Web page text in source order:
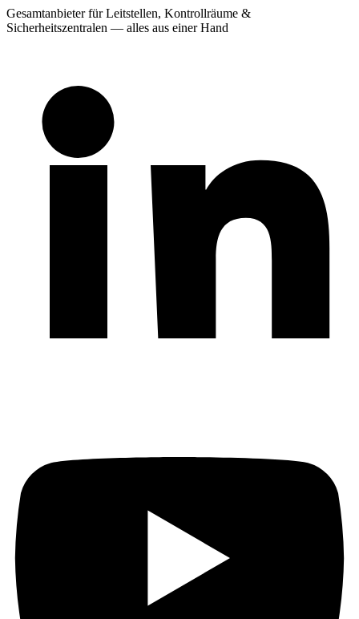
Gesamtanbieter für Leitstellen, Kontrollräume &
Sicherheitszentralen — alles aus einer Hand